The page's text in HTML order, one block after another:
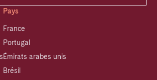
Pays
France
Portugal
Émirats arabes unis
Brésil